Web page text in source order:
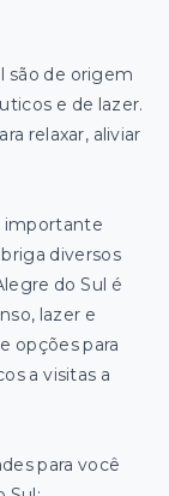
são de origem
e de lazer.
relaxar, aliviar
importante
diversos
do Sul é
lazer e
opções para
a visitas a
para você